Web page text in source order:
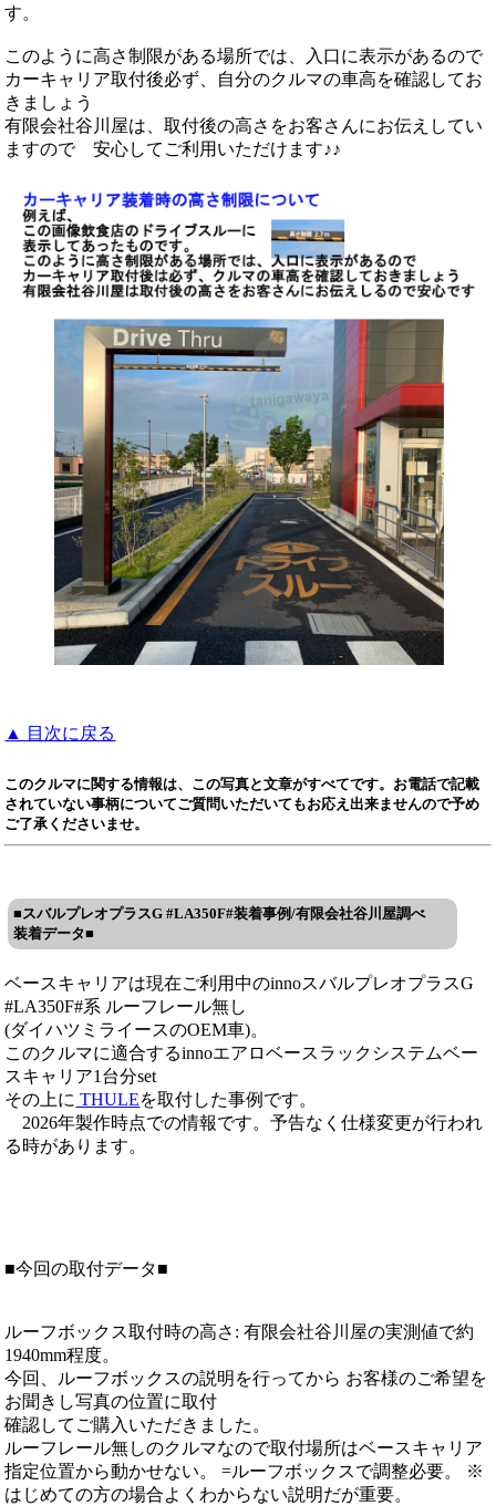
す。
このように高さ制限がある場所では、入口に表示があるので
カーキャリア取付後必ず、自分のクルマの車高を確認してお
きましょう
有限会社谷川屋は、取付後の高さをお客さんにお伝えしてい
ますので 安心してご利用いただけます♪♪
▲ 目次に戻る
このクルマに関する情報は、この写真と文章がすべてです。お電話で記載
されていない事柄についてご質問いただいてもお応え出来ませんので予め
ご了承くださいませ。
■スバルプレオプラスG #LA350F#装着事例/有限会社谷川屋調べ
装着データ■
ベースキャリアは現在ご利用中のinnoスバルプレオプラスG
#LA350F#系 ルーフレール無し
(ダイハツミライースのOEM車)。
このクルマに適合するinnoエアロベースラックシステムベー
スキャリア1台分set
その上に THULEを取付した事例です。
2026年製作時点での情報です。予告なく仕様変更が行われ
る時があります。
■今回の取付データ■
ルーフボックス取付時の高さ: 有限会社谷川屋の実測値で約
1940mm程度。
今回、ルーフボックスの説明を行ってから お客様のご希望を
お聞きし写真の位置に取付
確認してご購入いただきました。
ルーフレール無しのクルマなので取付場所はベースキャリア
指定位置から動かせない。 =ルーフボックスで調整必要。 ※
はじめての方の場合よくわからない説明だが重要。